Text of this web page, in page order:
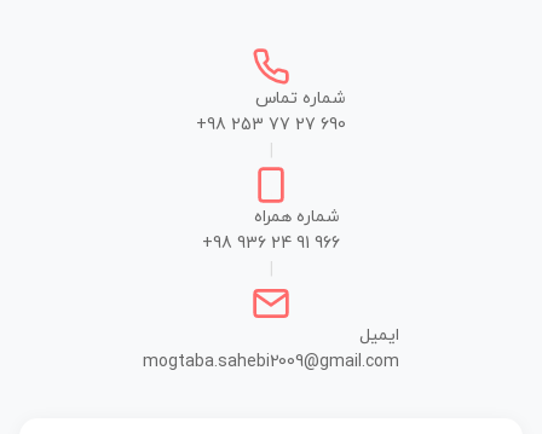
شماره تماس
+98 253 77 27 690
شماره همراه
+98 936 24 91 966
ایمیل
mogtaba.sahebi2009@gmail.com